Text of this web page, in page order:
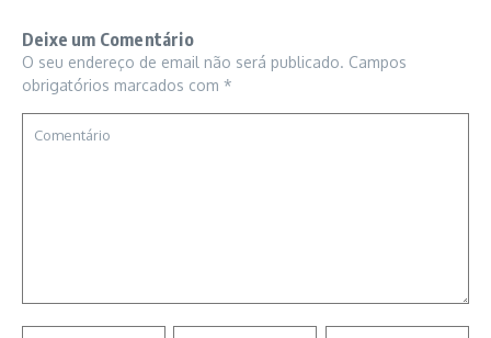
Deixe um Comentário
O seu endereço de email não será publicado. Campos
obrigatórios marcados com *